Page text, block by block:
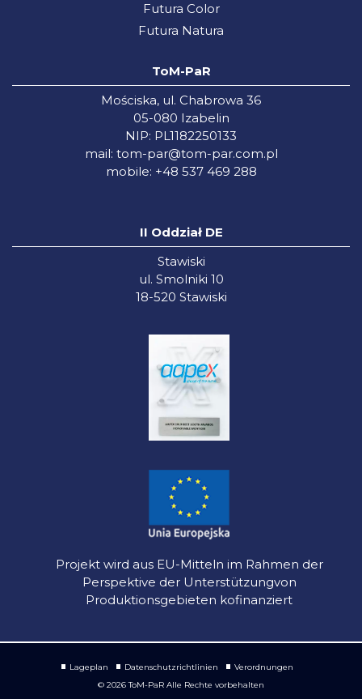
Futura Color
Futura Natura
ToM-PaR
Mościska, ul. Chabrowa 36
05-080 Izabelin
NIP: PL1182250133
mail: tom-par@tom-par.com.pl
mobile: +48 537 469 288
II Oddział DE
Stawiski
ul. Smolniki 10
18-520 Stawiski
Projekt wird aus EU-Mitteln im Rahmen der
Perspektive der Unterstützungvon
Produktionsgebieten kofinanziert
Lageplan Datenschutzrichtlinien
Verordnungen
© 2026 ToM-PaR Alle Rechte vorbehalten